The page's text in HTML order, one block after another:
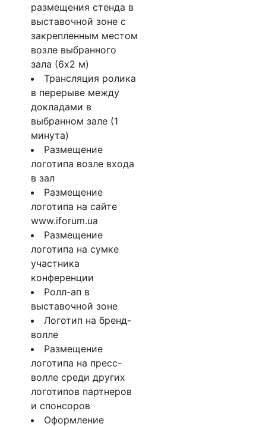
размещения стенда в
выставочной зоне с
закрепленным местом
возле выбранного
зала (6х2 м)
Трансляция ролика
в перерыве между
докладами в
выбранном зале (1
минута)
Размещение
логотипа возле входа
в зал
Размещение
логотипа на сайте
www.iforum.ua
Размещение
логотипа на сумке
участника
конференции
Ролл-ап в
выставочной зоне
Логотип на бренд-
волле
Размещение
логотипа на пресс-
волле среди других
логотипов партнеров
и спонсоров
Оформление